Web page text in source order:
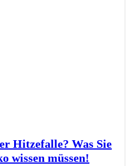
Hitzefalle? Was Sie
wissen müssen!